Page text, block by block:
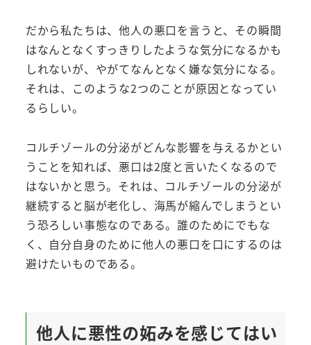
だから私たちは、他人の悪口を言うと、その瞬間
はなんとなくすっきりしたような気分になるかも
しれないが、やがてなんとなく嫌な気分になる。
それは、このような2つのことが原因となってい
るらしい。
コルチゾールの分泌がどんな影響を与えるかとい
うことを知れば、悪口は2度と言いたくなるので
はないかと思う。それは、コルチゾールの分泌が
継続すると脳が老化し、海馬が縮んでしまうとい
う恐ろしい事態なのである。誰のためにでもな
く、自分自身のために他人の悪口を口にするのは
避けたいものである。
他人に悪性の妬みを感じてはい